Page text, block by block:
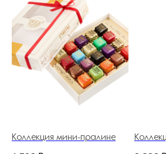
Коллекция мини-пралине
+7 (927) 375-21-52
252-152